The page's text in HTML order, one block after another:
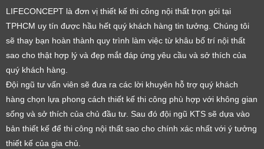
LIFECONCEPT là đơn vị thiết kế thi công nội thất trọn gói tại
TPHCM uy tín được hầu hết quý khách hàng tin tưởng. Chúng tôi
sẽ thay bạn hoàn thành quy trình làm việc từ khâu bố trí nội thất
sao cho thật hợp lý và đẹp mắt đáp ứng yêu cầu và sở thích của
quý khách hàng.
Đội ngũ tư vấn viên sẽ đưa ra các lời khuyên hỗ trợ quý khách
hàng chọn lựa phong cách thiết kế thi công phù hợp với không gian
sống và sở thích của chủ đầu tư. Sau đó đội ngũ KTS sẽ dựa vào
bản thiết kế để thi công nội thất sao cho chính xác nhất với ý tưởng
thiết kế của gia chủ.